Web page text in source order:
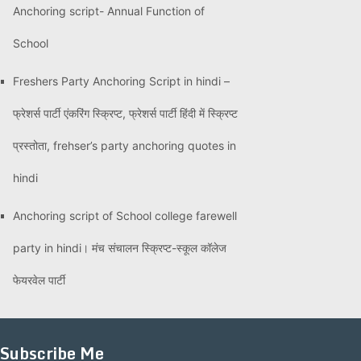
Anchoring script- Annual Function of
School
Freshers Party Anchoring Script in hindi –
फ्रेशर्स पार्टी एंकरिंग स्क्रिप्ट, फ्रेशर्स पार्टी हिंदी में स्क्रिप्ट
प्रस्तोता, frehser’s party anchoring quotes in
hindi
Anchoring script of School college farewell
party in hindi। मंच संचालन स्क्रिप्ट-स्कूल कॉलेज
फेयरवेल पार्टी
Subscribe Me